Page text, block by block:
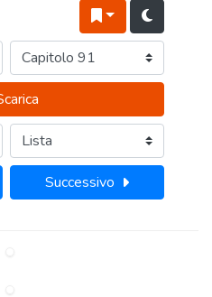
Successivo